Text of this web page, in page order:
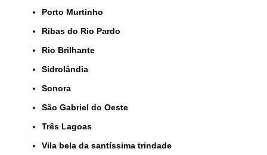
Porto Murtinho
Ribas do Rio Pardo
Rio Brilhante
Sidrolândia
Sonora
São Gabriel do Oeste
Três Lagoas
Vila bela da santíssima trindade